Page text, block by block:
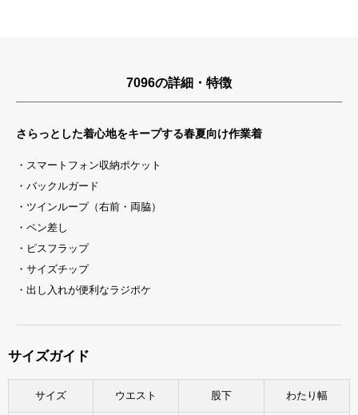
7096の詳細・特徴
さらっとした着心地をキープする春夏向け作業着
・スマートフォン収納ポケット
・バックルガード
・ツインループ（右前・両脇）
・ペン差し
・ピスフラップ
・サイズチップ
・出し入れが便利なラジポケ
サイズガイド
サイズ ウエスト 股下 わたり幅